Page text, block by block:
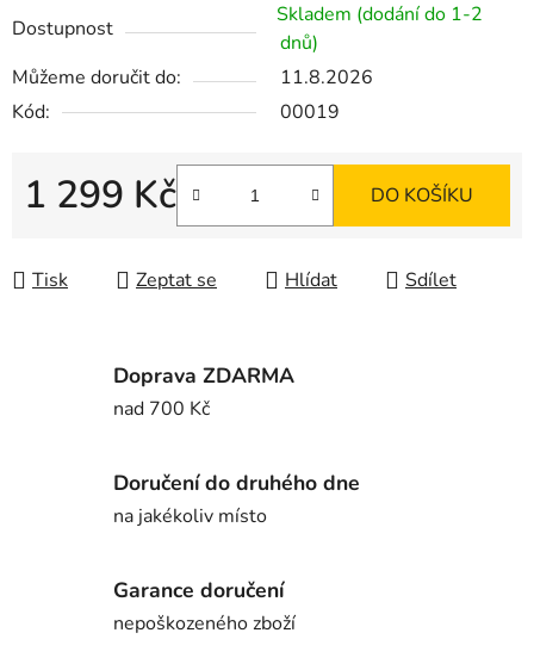
Dostupnost
Skladem (dodání do 1-2
dnů)
Můžeme doručit do:
11.8.2026
Kód:
00019
1 299 Kč DO KOŠÍKU
Tisk Zeptat se Hlídat Sdílet
Doprava ZDARMA
nad 700 Kč
Doručení do druhého dne
na jakékoliv místo
Garance doručení
nepoškozeného zboží